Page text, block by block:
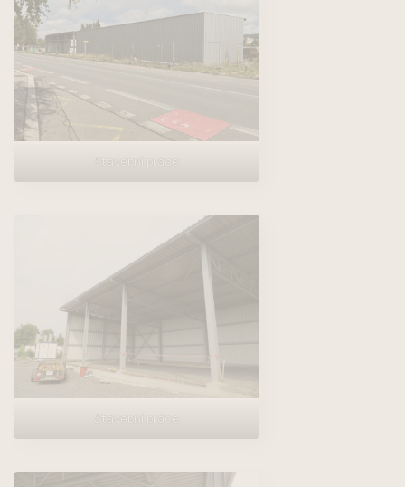
Stavební práce
Stavební práce